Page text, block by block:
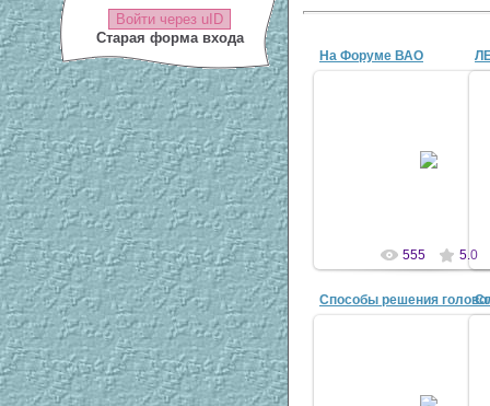
Войти через uID
Старая форма входа
На Форуме ВАО
собственность ВАО
555 5.0